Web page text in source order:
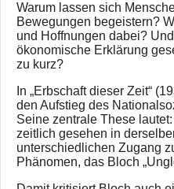
Warum lassen sich
Bewegungen begeistern?
und Hoffnungen dabei?
ökonomische Erklärung
zu kurz?
In „Erbschaft dieser Zeit“
den Aufstieg des
Seine zentrale These
zeitlich gesehen in
unterschiedlichen Zugang
Phänomen, das Bloch